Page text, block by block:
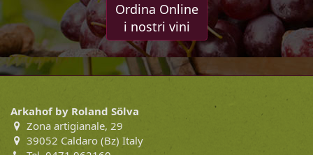
Ordina Online
i nostri vini
Arkahof by Roland Sölva
Zona artigianale, 29
39052 Caldaro (Bz) Italy